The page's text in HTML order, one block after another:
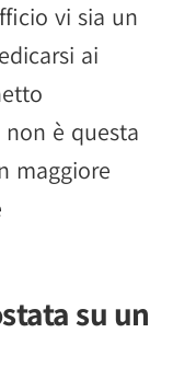
vi sia un
ai
è questa
maggiore
su un